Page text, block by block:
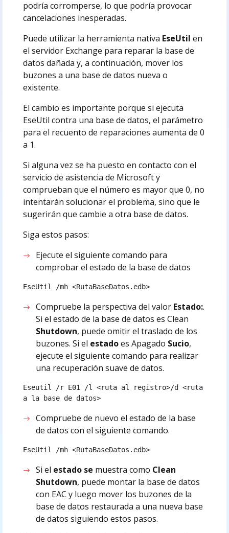
podría corromperse, lo que podría provocar
cancelaciones inesperadas.
Puede utilizar la herramienta nativa EseUtil en
el servidor Exchange para reparar la base de
datos dañada y, a continuación, mover los
buzones a una base de datos nueva o
existente.
El cambio es importante porque si ejecuta
EseUtil contra una base de datos, el parámetro
para el recuento de reparaciones aumenta de 0
a 1.
Si alguna vez se ha puesto en contacto con el
servicio de asistencia de Microsoft y
comprueban que el número es mayor que 0, no
intentarán solucionar el problema, sino que le
sugerirán que cambie a otra base de datos.
Siga estos pasos:
Ejecute el siguiente comando para
comprobar el estado de la base de datos
EseUtil /mh <RutaBaseDatos.edb>
Compruebe la perspectiva del valor Estado:.
Si el estado de la base de datos es Clean
Shutdown, puede omitir el traslado de los
buzones. Si el estadoes Apagado Sucio,
ejecute el siguiente comando para realizar
una recuperación suave de datos.
Eseutil /r E01 /l <ruta al registro>/d <ruta
a la base de datos>
Compruebe de nuevo el estado de la base
de datos con el siguiente comando.
EseUtil /mh <RutaBaseDatos.edb>
Si el estado se muestra como Clean
Shutdown, puede montar la base de datos
con EAC y luego mover los buzones de la
base de datos restaurada a una nueva base
de datos siguiendo estos pasos.